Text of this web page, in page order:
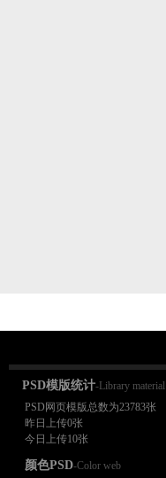
PSD模版统计-Library material
PSD网页模版总数为23783张
昨日上传0张
今日上传10张
颜色PSD-Color web